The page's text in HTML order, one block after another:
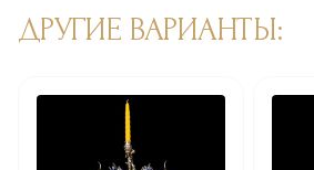
ДРУГИЕ ВАРИАНТЫ: